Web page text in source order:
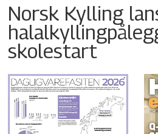
Norsk Kylling
skolestart